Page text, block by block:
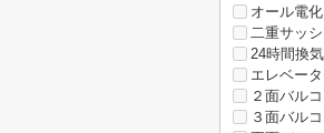
オール電化
二重サッシ
24時間換
エレベー
２面バル
３面バル